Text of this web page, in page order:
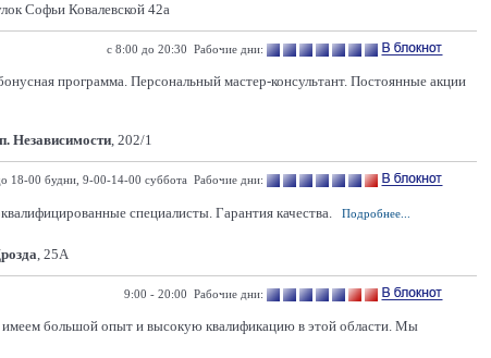
Софьи Ковалевской 42а
с 8:00 до 20:30 Рабочие дни:
программа. Персональный мастер-консультант. Постоянные акции
Независимости, 202/1
18-00 будни, 9-00-14-00 суббота Рабочие дни:
специалисты. Гарантия качества. Подробнее...
, 25А
9:00 - 20:00 Рабочие дни:
большой опыт и высокую квалификацию в этой области. Мы